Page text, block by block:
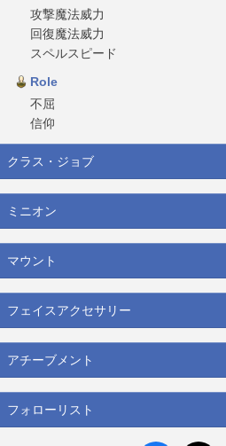
攻撃魔法威力
回復魔法威力
スペルスピード
Role
不屈
信仰
クラス・ジョブ
ミニオン
マウント
フェイスアクセサリー
アチーブメント
フォローリスト